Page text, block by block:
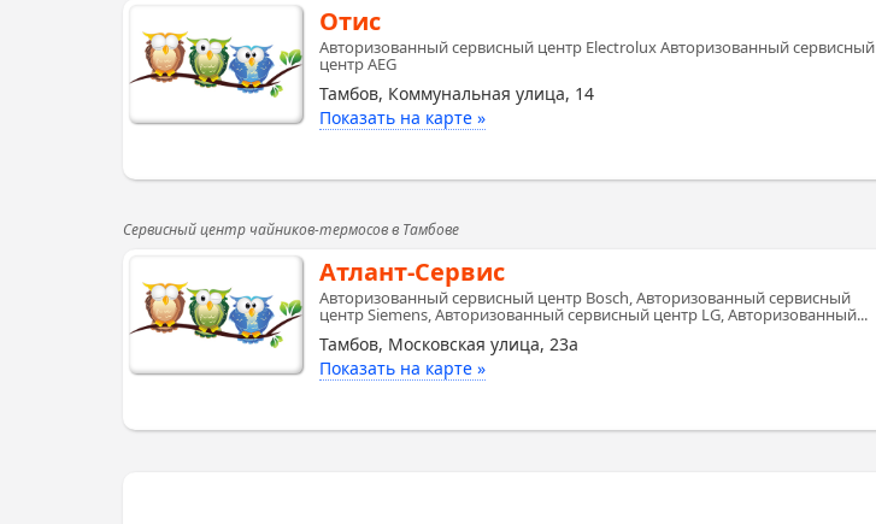
Отис
Авторизованный сервисный центр Electrolux Авторизованный сервисный
центр AEG
Тамбов, Коммунальная улица, 14
Показать на карте »
Сервисный центр чайников-термосов в Тамбове
Атлант-Сервис
Авторизованный сервисный центр Bosch, Авторизованный сервисный
центр Siemens, Авторизованный сервисный центр LG, Авторизованный...
Тамбов, Московская улица, 23а
Показать на карте »